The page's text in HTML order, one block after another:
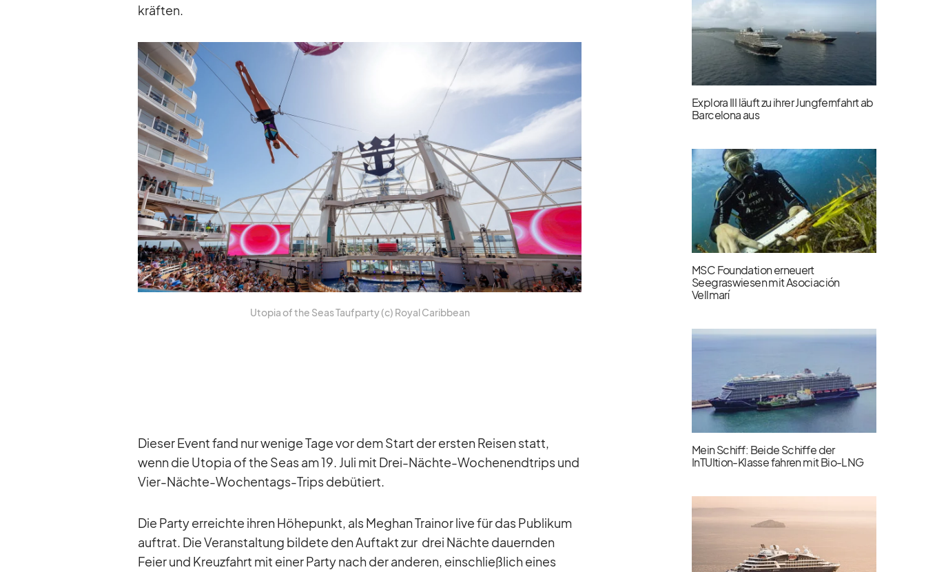
kräf­ten.
Uto­pia of the Seas Tauf­party (c) Royal Ca­rib­bean
Die­ser Event fand nur we­nige Tage vor dem Start der ers­ten Rei­sen statt,
wenn die Uto­pia of the Seas am 19. Juli mit Drei-Nächte-Wo­chen­end­trips und
Vier-Nächte-Wo­chen­tags-Trips de­bü­tiert.
Die Party er­reichte ih­ren Hö­he­punkt, als Meg­han Trai­nor live für das Pu­bli­kum
auf­trat. Die Ver­an­stal­tung bil­dete den Auf­takt zur drei Nächte dau­ern­den
Feier und Kreuz­fahrt mit ei­ner Party nach der an­de­ren, ein­schließ­lich ei­nes
Explora III läuft zu ihrer Jungfernfahrt ab
Barcelona aus
MSC Foundation erneuert
Seegraswiesen mit Asociación
Vellmarí
Mein Schiff: Beide Schiffe der
InTUItion-Klasse fahren mit Bio-LNG